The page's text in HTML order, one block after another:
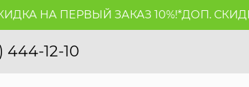
НА ПЕРВЫЙ ЗАКАЗ 10%!*ДОП. СКИДКА
444-12-10